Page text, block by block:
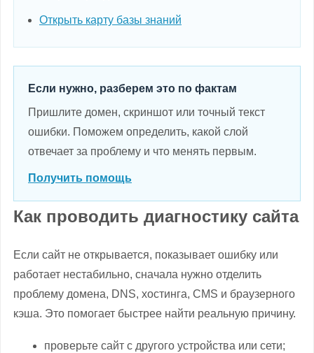
Открыть карту базы знаний
Если нужно, разберем это по фактам
Пришлите домен, скриншот или точный текст
ошибки. Поможем определить, какой слой
отвечает за проблему и что менять первым.
Получить помощь
Как проводить диагностику сайта
Если сайт не открывается, показывает ошибку или
работает нестабильно, сначала нужно отделить
проблему домена, DNS, хостинга, CMS и браузерного
кэша. Это помогает быстрее найти реальную причину.
проверьте сайт с другого устройства или сети;